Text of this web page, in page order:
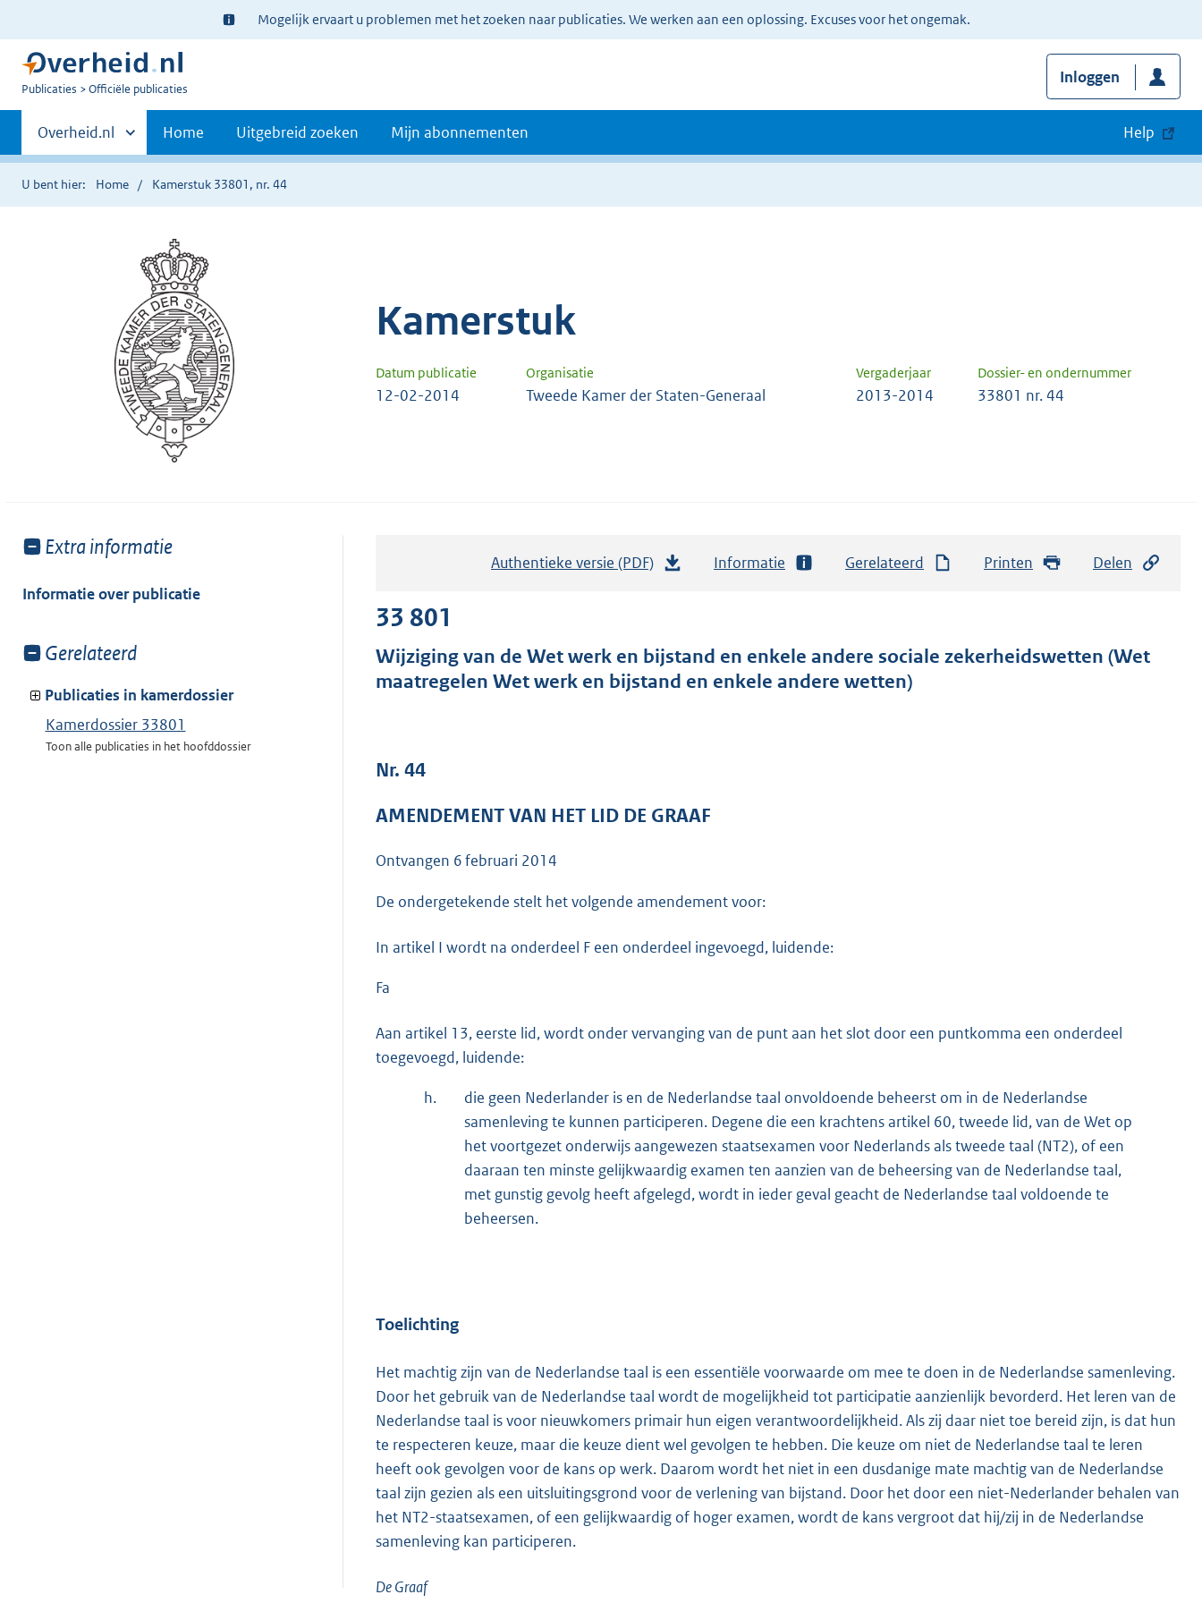
Ter
informatie:
Mogelijk ervaart u problemen met het zoeken naar publicaties. We werken aan een oplossing. Excuses voor het ongemak.
U
Publicaties Officiële publicaties
Inloggen
Primaire
navigatie
Andere
sites
binnen
Overheid.nl Home Uitgebreid zoeken Mijn abonnementen Help
U bent hier: Home Kamerstuk 33801, nr. 44
Kamerstuk
Datum publicatie Organisatie Vergaderjaar Dossier- en ondernummer
12-02-2014 Tweede Kamer der Staten-Generaal 2013-2014 33801 nr. 44
Toon
van:
Extra informatie
Informatie over publicatie
Toon
van:
Gerelateerd
Publicaties in kamerdossier
Kamerdossier 33801
Toon alle publicaties in het hoofddossier
Authentieke versie (PDF)
a
n
o
o
e
3
Informatie Gerelateerd Printen Delen
33 801
Wijziging van de Wet werk en bijstand en enkele andere sociale zekerheidswetten (Wet
maatregelen Wet werk en bijstand en enkele andere wetten)
Nr. 44
AMENDEMENT VAN HET LID DE GRAAF
Ontvangen 6 februari 2014
De ondergetekende stelt het volgende amendement voor:
In artikel I wordt na onderdeel F een onderdeel ingevoegd, luidende:
Fa
Aan artikel 13, eerste lid, wordt onder vervanging van de punt aan het slot door een puntkomma een onderdeel
toegevoegd, luidende:
h.
die geen Nederlander is en de Nederlandse taal onvoldoende beheerst om in de Nederlandse
samenleving te kunnen participeren. Degene die een krachtens artikel 60, tweede lid, van de Wet op
het voortgezet onderwijs aangewezen staatsexamen voor Nederlands als tweede taal (NT2), of een
daaraan ten minste gelijkwaardig examen ten aanzien van de beheersing van de Nederlandse taal,
met gunstig gevolg heeft afgelegd, wordt in ieder geval geacht de Nederlandse taal voldoende te
beheersen.
Toelichting
Het machtig zijn van de Nederlandse taal is een essentiële voorwaarde om mee te doen in de Nederlandse samenleving.
Door het gebruik van de Nederlandse taal wordt de mogelijkheid tot participatie aanzienlijk bevorderd. Het leren van de
Nederlandse taal is voor nieuwkomers primair hun eigen verantwoordelijkheid. Als zij daar niet toe bereid zijn, is dat hun
te respecteren keuze, maar die keuze dient wel gevolgen te hebben. Die keuze om niet de Nederlandse taal te leren
heeft ook gevolgen voor de kans op werk. Daarom wordt het niet in een dusdanige mate machtig van de Nederlandse
taal zijn gezien als een uitsluitingsgrond voor de verlening van bijstand. Door het door een niet-Nederlander behalen van
het NT2-staatsexamen, of een gelijkwaardig of hoger examen, wordt de kans vergroot dat hij/zij in de Nederlandse
samenleving kan participeren.
De Graaf